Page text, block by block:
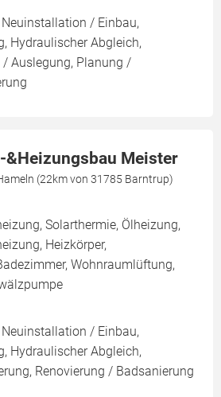
/ Einbau,
Hydraulischer Abgleich,
Auslegung, Planung /
&Heizungsbau Meister
(22km von 31785 Barntrup)
Solarthermie, Ölheizung,
Heizkörper,
Wohnraumlüftung,
/ Einbau,
Hydraulischer Abgleich,
Renovierung / Badsanierung